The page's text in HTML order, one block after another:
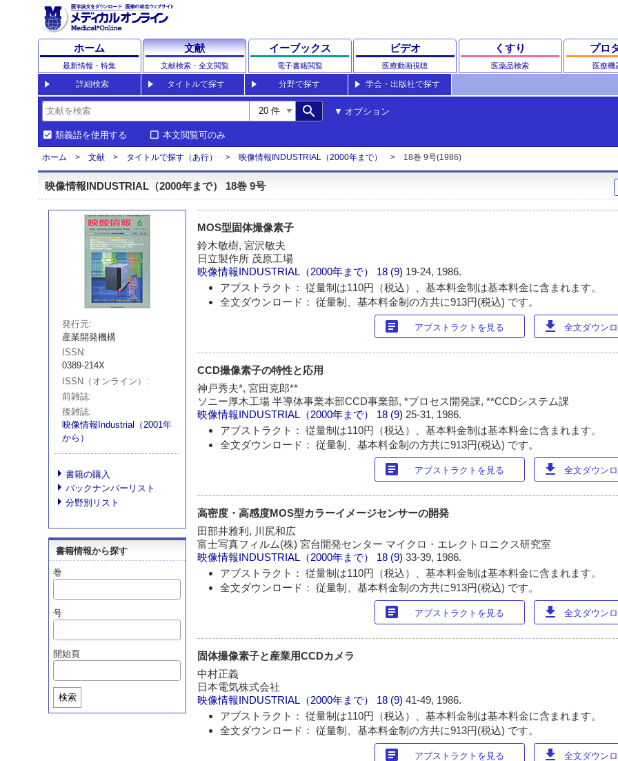
ホーム
最新情報・特集
文献
文献検索・全文閲覧
イーブックス
電子書籍閲覧
ビデオ
医療動画視聴
くすり
医薬品検索
プロ
医療機
詳細検索 タイトルで探す 分野で探す 学会・出版社で探す
search オプション
類義語を使用する 本文閲覧可のみ
ホーム 文献 タイトルで探す（あ行） 映像情報INDUSTRIAL（2000年まで） 18巻 9号(1986)
映像情報INDUSTRIAL（2000年まで） 18巻 9号
発行元
産業開発機構
ISSN
0389-214X
ISSN（オンライン）
前雑誌
後雑誌
映像情報Industrial（2001年
から）
書籍の購入
バックナンバーリスト
分野別リスト
書籍情報から探す
巻
号
開始頁
検索
MOS型固体撮像素子
鈴木敏樹, 宮沢敏夫
日立製作所 茂原工場
映像情報INDUSTRIAL（2000年まで）
18 (9) 19-24, 1986.
アブストラクト： 従量制は110円（税込）、基本料金制は基本料金に含まれます。
全文ダウンロード： 従量制、基本料金制の方共に913円(税込) です。
article アブストラクトを見る download 全文ダウン
CCD撮像素子の特性と応用
神戸秀夫*, 宮田克郎**
ソニー厚木工場 半導体事業本部CCD事業部, *プロセス開発課, **CCDシステム課
映像情報INDUSTRIAL（2000年まで）
18 (9) 25-31, 1986.
アブストラクト： 従量制は110円（税込）、基本料金制は基本料金に含まれます。
全文ダウンロード： 従量制、基本料金制の方共に913円(税込) です。
article アブストラクトを見る download 全文ダウン
高密度・高感度MOS型カラーイメージセンサーの開発
田部井雅利, 川尻和広
富士写真フィルム(株) 宮台開発センター マイクロ・エレクトロニクス研究室
映像情報INDUSTRIAL（2000年まで）
18 (9)33-39, 1986.
アブストラクト： 従量制は110円（税込）、基本料金制は基本料金に含まれます。
全文ダウンロード： 従量制、基本料金制の方共に913円(税込) です。
article アブストラクトを見る download 全文ダウン
固体撮像素子と産業用CCDカメラ
中村正義
日本電気株式会社
映像情報INDUSTRIAL（2000年まで）
18 (9)41-49, 1986.
アブストラクト： 従量制は110円（税込）、基本料金制は基本料金に含まれます。
全文ダウンロード： 従量制、基本料金制の方共に913円(税込) です。
article アブストラクトを見る download 全文ダウン